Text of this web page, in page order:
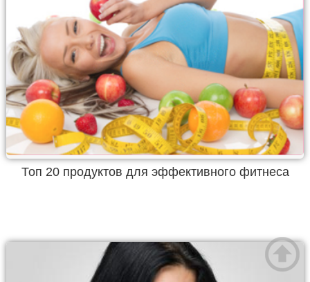
Топ 20 продуктов для эффективного фитнеса